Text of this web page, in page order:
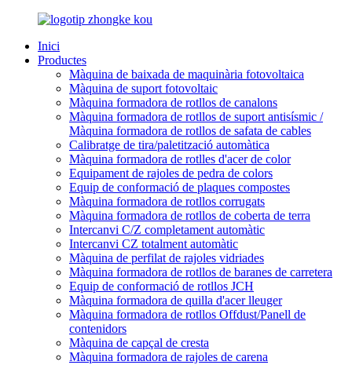
Inici
Productes
Màquina de baixada de maquinària fotovoltaica
Màquina de suport fotovoltaic
Màquina formadora de rotllos de canalons
Màquina formadora de rotllos de suport antisísmic /
Màquina formadora de rotllos de safata de cables
Calibratge de tira/paletització automàtica
Màquina formadora de rotlles d'acer de color
Equipament de rajoles de pedra de colors
Equip de conformació de plaques compostes
Màquina formadora de rotllos corrugats
Màquina formadora de rotllos de coberta de terra
Intercanvi C/Z completament automàtic
Intercanvi CZ totalment automàtic
Màquina de perfilat de rajoles vidriades
Màquina formadora de rotllos de baranes de carretera
Equip de conformació de rotllos JCH
Màquina formadora de quilla d'acer lleuger
Màquina formadora de rotllos Offdust/Panell de
contenidors
Màquina de capçal de cresta
Màquina formadora de rajoles de carena